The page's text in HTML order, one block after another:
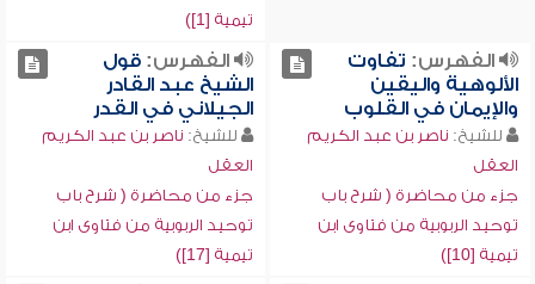
تيمية [1])
الفهرس: تفاوت
الألوهية واليقين
والإيمان في القلوب
للشيخ: ناصر بن عبد الكريم
العقل
جزء من محاضرة ( شرح باب
توحيد الربوبية من فتاوى ابن
تيمية [10])
الفهرس:قول
الشيخ عبد القادر
الجيلاني في القدر
للشيخ: ناصر بن عبد الكريم
العقل
جزء من محاضرة ( شرح باب
توحيد الربوبية من فتاوى ابن
تيمية [17])